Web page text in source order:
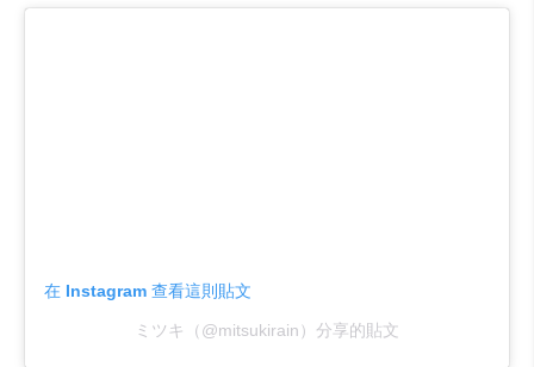
在 Instagram 查看這則貼文
ミツキ（@mitsukirain）分享的貼文